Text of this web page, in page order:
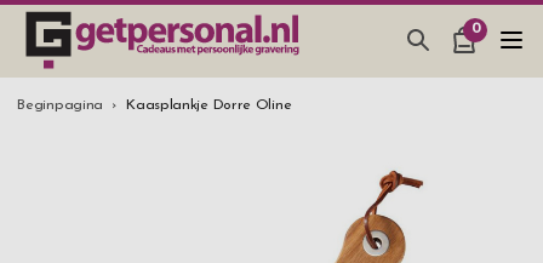
0
CADEAUS & GADGETS
Beginpagina Kaasplankje Dorre Oline